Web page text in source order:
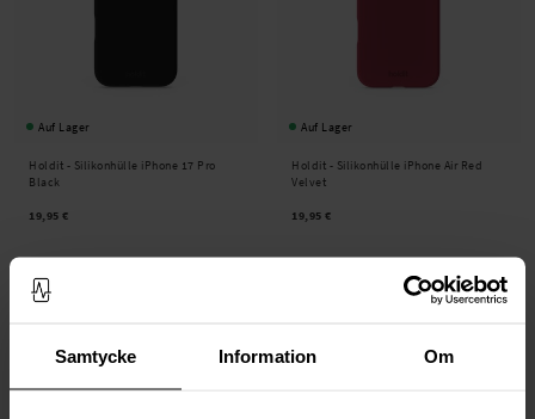
Samtycke Information Om
Auf Lager
Holdit - Silikonhülle iPhone 17 Pro
Black
19,95 €
Auf Lager
Holdit - Silikonhülle iPhone Air Red
Velvet
19,95 €